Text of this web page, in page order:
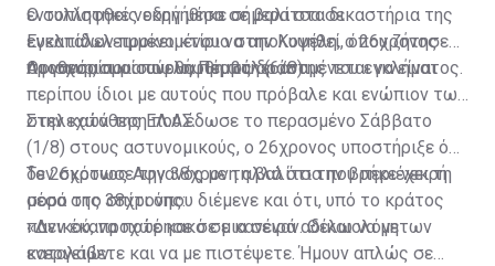
εντοπίστηκε νεκρή μέσα σε βαλίτσα σε
εγκαταλελειμμένο κτίριο στην Κυψέλη, ο 26χρονος
Αφγανός που συνελήφθη ως δράστης του εγκλήματος.
Ο συλληφθείς οδηγήθηκε σήμερα στα δικαστήρια της
Ευελπίδων προκειμένου να απολογηθεί, όπου ζήτησε
προθεσμία για αύριο, Πέμπτη (6/8).
Οι ισχυρισμοί που θα προβάλει αναμένεται να είναι
περίπου ίδιοι με αυτούς που πρόβαλε και ενώπιον των
στελεχών της ΕΛ.ΑΣ.
Στην κατάθεση που έδωσε το περασμένο Σάββατο
(1/8) στους αστυνομικούς, ο 26χρονος υποστήριξε ότι
δεν σκότωσε την 38χρονη αλλά ότι την βρήκε νεκρή
μέσα στο σπίτι όπου διέμενε και ότι, υπό το κράτος
πανικού, προχώρησε σε μια σειρά αδικαιολόγητων
ενεργειών.
Το 26χρονος Αφγανός με τη βαλίτσα που περιέχει τη
σορό της 38χρονης:
«Δεν έκανα ποτέ κακό σε κανέναν. Θέλω να με
καταλάβετε και να με πιστέψετε. Ήμουν απλώς σε